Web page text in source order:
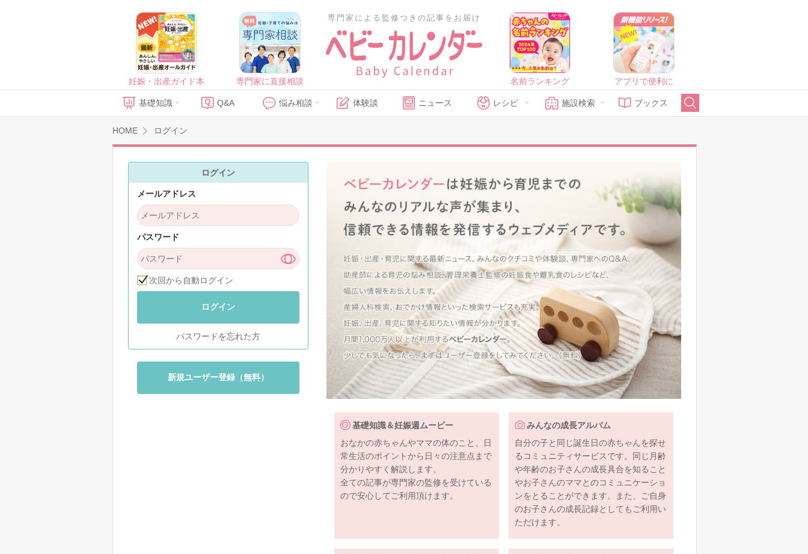
妊娠・出産ガイド本 専門家に直接相談
専門家による監修つきの記事をお届け
名前ランキング アプリで便利に
基礎知識 Q&A 悩み相談 体験談 ニュース レシピ 施設検索 ブックス
HOME ログイン
ログイン
メールアドレス
パスワード
次回から自動ログイン
ログイン
パスワードを忘れた方
新規ユーザー登録（無料）
基礎知識＆妊娠週ムービー
おなかの赤ちゃんやママの体のこと、日
常生活のポイントから日々の注意点まで
分かりやすく解説します。
全ての記事が専門家の監修を受けている
ので安心してご利用頂けます。
みんなの成長アルバム
自分の子と同じ誕生日の赤ちゃんを探せ
るコミュニティサービスです。同じ月齢
や年齢のお子さんの成長具合を知ること
やお子さんのママとのコミュニケーショ
ンをとることができます。また、ご自身
のお子さんの成長記録としてもご利用い
ただけます。